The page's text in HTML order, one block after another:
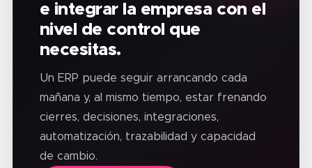
e integrar la empresa con el
nivel de control que
necesitas.
Un ERP puede seguir arrancando cada
mañana y, al mismo tiempo, estar frenando
cierres, decisiones, integraciones,
automatización, trazabilidad y capacidad
de cambio.